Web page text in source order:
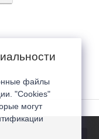
файлы
"Cookies"
могут